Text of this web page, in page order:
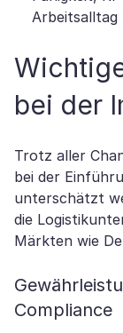
Arbeitsalltag
bei der
Trotz aller
bei der
unterschätzt
die
Märkten wie
Compliance